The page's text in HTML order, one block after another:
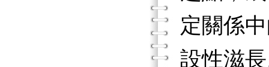
定關係
設性滋